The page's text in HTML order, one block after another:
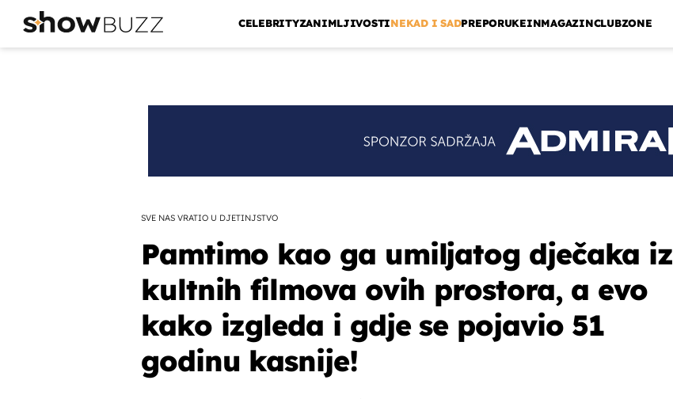
CELEBRITYZANIMLJIVOSTINEKAD I SADPREPORUKEINMAGAZINCLUBZONE
SVE NAS VRATIO U DJETINJSTVO
Pamtimo kao ga umiljatog dječaka iz
kultnih filmova ovih prostora, a evo
kako izgleda i gdje se pojavio 51
godinu kasnije!